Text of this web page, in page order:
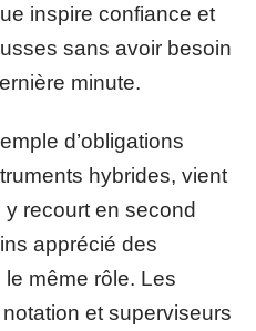
inspire confiance et
sans avoir besoin
minute.
d’obligations
hybrides, vient
recourt en second
apprécié des
même rôle. Les
et superviseurs